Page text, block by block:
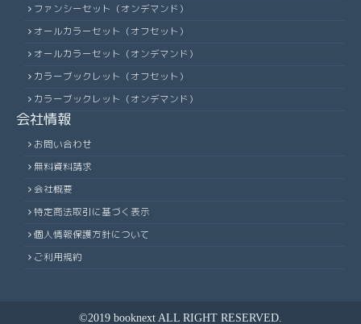
ファンシーセット（オンデマンド）
オールカラーセット（オフセット）
オールカラーセット（オンデマンド）
カラーブックレット（オフセット）
カラーブックレット（オンデマンド）
会社情報
お問い合わせ
無料資料請求
会社概要
特定商法取引に基づく表示
個人情報保護方針について
ご利用規約
©2019 booknext ALL RIGHT RESERVED.